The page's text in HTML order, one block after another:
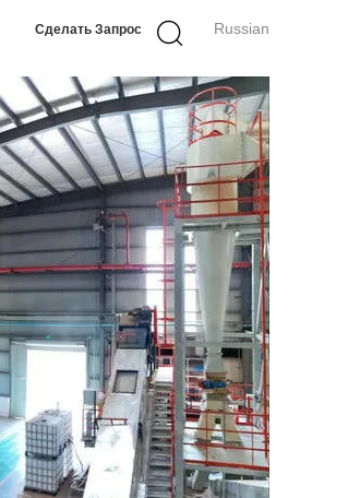
Russian
Сделать Запрос